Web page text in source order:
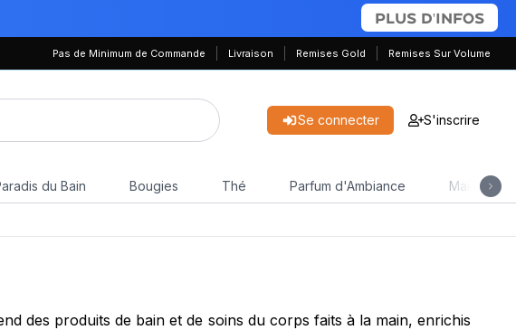
PLUS D'INFOS
Pas de Minimum de Commande Livraison Remises Gold Remises Sur Volume
Se connecter S'inscrire
du Bain Bougies Thé Parfum d'Ambiance Maison &
des produits de bain et de soins du corps faits à la main, enrichis